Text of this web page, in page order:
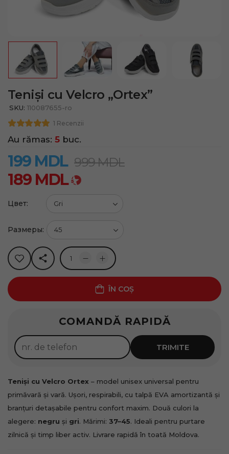
Teniși cu Velcro „Ortex”
SKU: 110087655-ro
199 MDL 999MDL
189 MDL
1 Recenzii
COMANDĂ RAPIDĂ
TRIMITE
Teniși cu Velcro Ortex – model unisex universal pentru
primăvară și vară. Ușori, respirabili, cu talpă EVA amortizantă și
branțuri detașabile pentru confort maxim. Două culori la
alegere: negru și gri. Mărimi: 37–45. Ideali pentru purtare
zilnică și timp liber activ. Livrare rapidă în toată Moldova.
Au rămas: 5 buc.
Цвет:
Размеры:
ÎN COȘ
50lei x4luni
Solicită